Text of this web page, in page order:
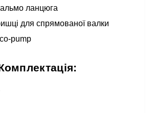
ланцюга
для спрямованої валки
pump